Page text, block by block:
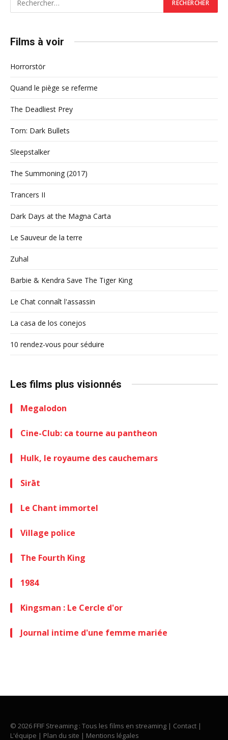
Films à voir
Horrorstör
Quand le piège se referme
The Deadliest Prey
Torn: Dark Bullets
Sleepstalker
The Summoning (2017)
Trancers II
Dark Days at the Magna Carta
Le Sauveur de la terre
Zuhal
Barbie & Kendra Save The Tiger King
Le Chat connaît l'assassin
La casa de los conejos
10 rendez-vous pour séduire
Les films plus visionnés
Megalodon
Cine-Club: ca tourne au pantheon
Hulk, le royaume des cauchemars
Sirāt
Le Chant immortel
Village police
The Fourth King
1984
Kingsman : Le Cercle d'or
Journal intime d'une femme mariée
© 2026 FFIF Streaming : Tous les films en streaming | Contact |
L'équipe | Plan du site | Mentions légales